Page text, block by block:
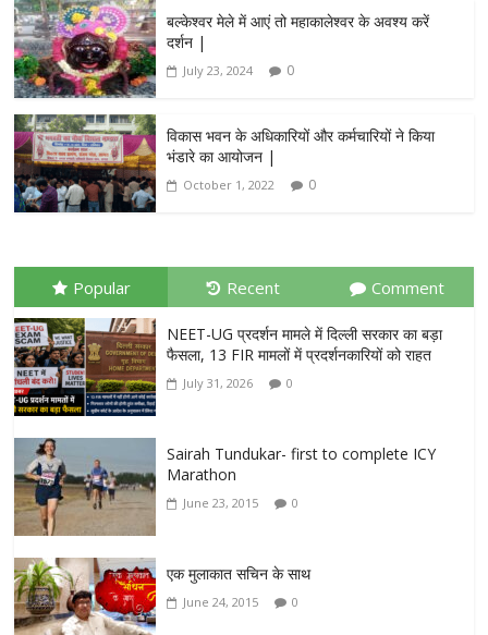
बल्केश्वर मेले में आएं तो महाकालेश्वर के अवश्य करें
दर्शन |
July 23, 2024 0
विकास भवन के अधिकारियों और कर्मचारियों ने किया
भंडारे का आयोजन |
October 1, 2022 0
Popular Recent Comment
NEET-UG प्रदर्शन मामले में दिल्ली सरकार का बड़ा
फैसला, 13 FIR मामलों में प्रदर्शनकारियों को राहत
July 31, 2026 0
Sairah Tundukar- first to complete ICY
Marathon
June 23, 2015 0
एक मुलाकात सचिन के साथ
June 24, 2015 0